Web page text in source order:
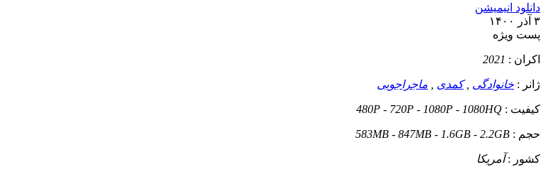
دانلود انیمیشن
۳ آذر ۱۴۰۰
پست ويژه
اکران : 2021
ژانر : خانوادگی ,کمدی ماجراجویی
کيفيت : 480P - 720P - 1080P - 1080HQ
حجم : 583MB - 847MB - 1.6GB - 2.2GB
کشور :آمریکا